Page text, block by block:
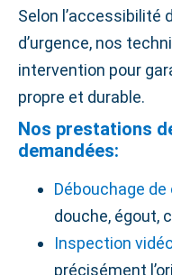
Selon l’accessibilité
d’urgence, nos
intervention pour
propre et durable.
Nos prestations
demandées:
Débouchage
douche, égout,
Inspection
précisément